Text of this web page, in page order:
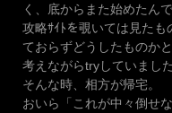
く、底からまた始めたん
攻略ｻｲﾄを覗いては見たも
ておらずどうしたものかと
考えながらtryしていました
そんな時、相方が帰宅。
おいら「これが中々倒せ